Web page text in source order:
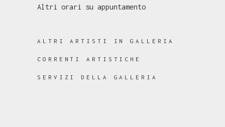
Altri orari su appuntamento
ALTRI ARTISTI IN GALLERIA
CORRENTI ARTISTICHE
SERVIZI DELLA GALLERIA